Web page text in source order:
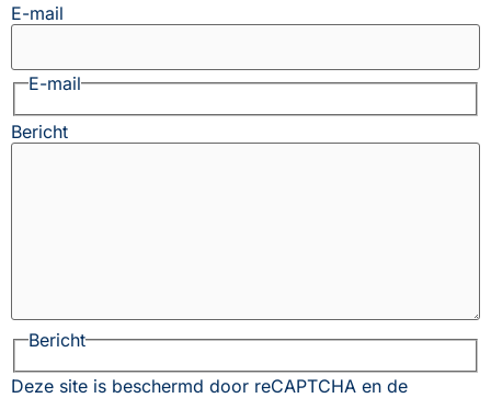
E-mail
E-mail
Bericht
Bericht
Deze site is beschermd door reCAPTCHA en de